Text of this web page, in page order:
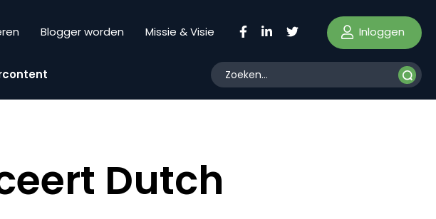
Blogger worden Missie & Visie Inloggen
Dutch